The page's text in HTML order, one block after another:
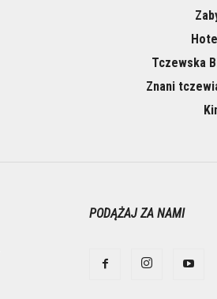
Tczewska
Znani
PODĄŻAJ ZA NAMI